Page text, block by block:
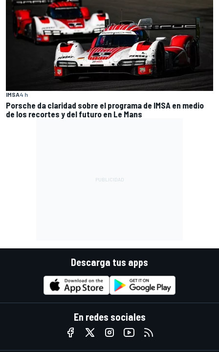
IMSA4 h
Porsche da claridad sobre el programa de IMSA en medio
de los recortes y del futuro en Le Mans
Descarga tus apps
En redes sociales